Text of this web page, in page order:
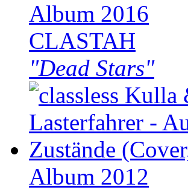
Album 2016
CLASTAH
"Dead Stars"
Album 2012